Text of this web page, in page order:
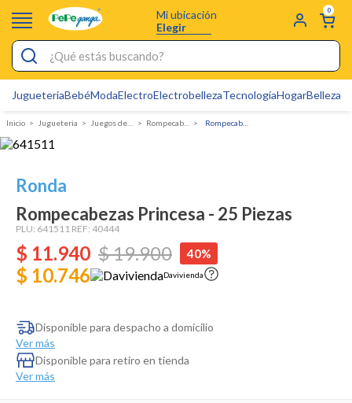
Mi ubicación
Elegir
0
¿Qué estás buscando?
JugueteriaBebéModaElectroElectrobellezaTecnologíaHogarBelleza
Jugueteria juegos de mesa Rompecabezas adultos
Ronda
Rompecabezas Princesa - 25 Piezas
PLU: 641511 REF: 40444
$ 11.940 $19.900 40%
$ 10.746 Davivienda
Disponible para despacho a domicilio
Ver más
Disponible para retiro en tienda
Ver más
Pijamas
Figuras Toy Story
Carters
Cartas Pokemon
Silla Mecedora Bebé
Cuna Colecho
Dinosaurio Juguete